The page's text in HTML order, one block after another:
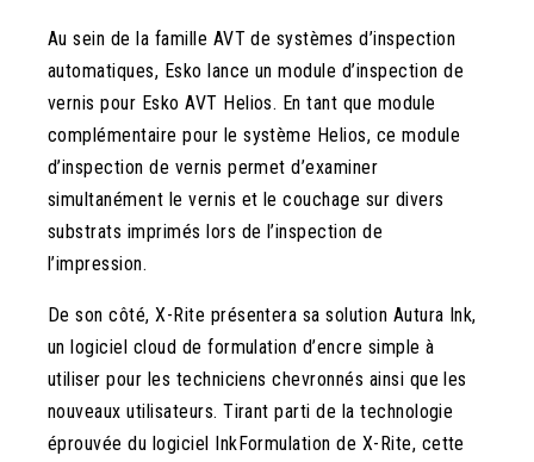
Au sein de la famille AVT de systèmes d’inspection
automatiques, Esko lance un module d’inspection de
vernis pour Esko AVT Helios. En tant que module
complémentaire pour le système Helios, ce module
d’inspection de vernis permet d’examiner
simultanément le vernis et le couchage sur divers
substrats imprimés lors de l’inspection de
l’impression.
De son côté, X-Rite présentera sa solution Autura Ink,
un logiciel cloud de formulation d’encre simple à
utiliser pour les techniciens chevronnés ainsi que les
nouveaux utilisateurs. Tirant parti de la technologie
éprouvée du logiciel InkFormulation de X-Rite, cette